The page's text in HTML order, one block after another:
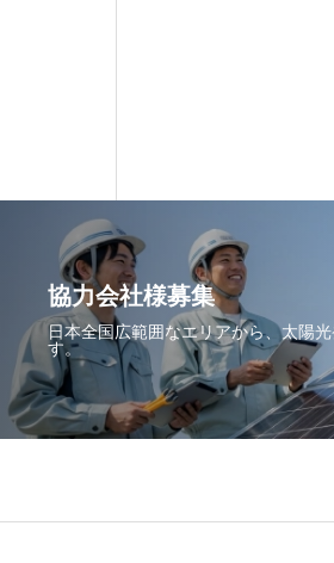
協力会社様募集
日本全国広範囲なエリアから、太陽
す。